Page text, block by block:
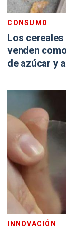
CONSUMO
Los
venden
de azúcar y
INNOVACIÓN